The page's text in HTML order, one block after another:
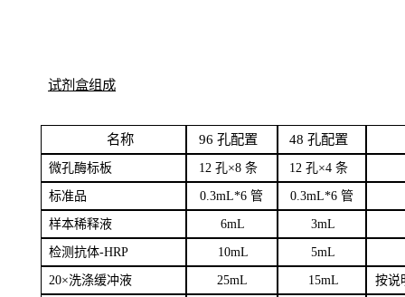
试剂盒组成
名称 96 孔配置 48 孔配置
微孔酶标板 12 孔×8 条 12 孔×4 条
标准品 0.3mL*6 管 0.3mL*6 管
样本稀释液 6mL 3mL
检测抗体-HRP 10mL 5mL
20×洗涤缓冲液 25mL 15mL 按说